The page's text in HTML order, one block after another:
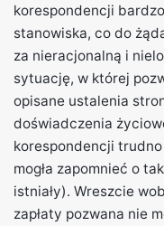
korespondencji
stanowiska, co do
za nieracjonalną i
sytuację, w której
opisane ustalenia
doświadczenia
korespondencji
mogła zapomnieć o
istniały). Wreszcie
zapłaty pozwana nie